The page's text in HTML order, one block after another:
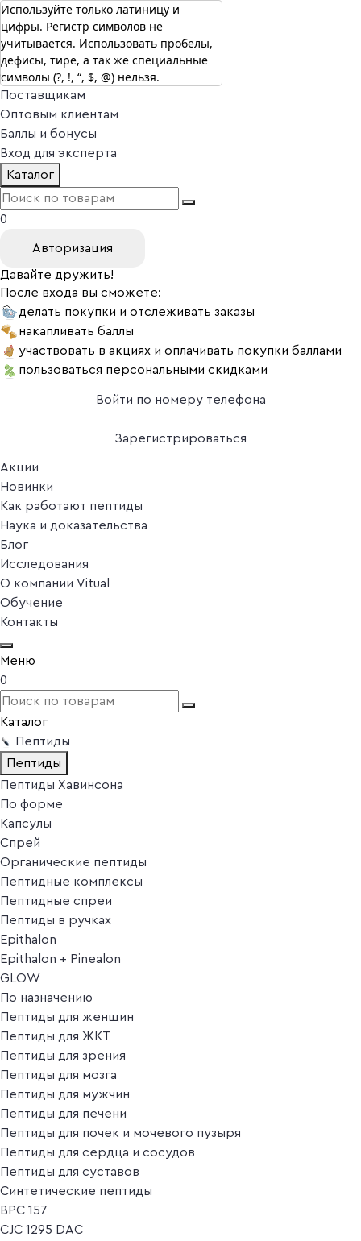
г. Москва
Vitual Peptide +7 (800) 101-13-25
Специалистам
Поставщикам
Оптовым клиентам
Баллы и бонусы
Вход для эксперта
Каталог
0
Авторизация
Давайте дружить!
После входа вы сможете:
делать покупки и отслеживать заказы
накапливать баллы
участвовать в акциях и оплачивать покупки баллами
пользоваться персональными скидками
Войти по номеру телефона
Зарегистрироваться
Акции
Новинки
Как работают пептиды
Наука и доказательства
Блог
Исследования
О компании Vitual
Обучение
Контакты
Меню
0
Каталог
Пептиды
Пептиды
Пептиды Хавинсона
По форме
Капсулы
Спрей
Органические пептиды
Пептидные комплексы
Пептидные спреи
Пептиды в ручках
Epithalon
Epithalon + Pinealon
GLOW
По назначению
Пептиды для женщин
Пептиды для ЖКТ
Пептиды для зрения
Пептиды для мозга
Пептиды для мужчин
Пептиды для печени
Пептиды для почек и мочевого пузыря
Пептиды для сердца и сосудов
Пептиды для суставов
Синтетические пептиды
BPC 157
CJC 1295 DAC
Используйте только латиницу и
цифры. Регистр символов не
учитывается. Использовать пробелы,
дефисы, тире, а так же специальные
символы (?, !, “, $, @) нельзя.